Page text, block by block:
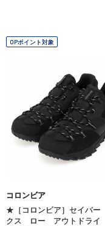
OPポイント対象
コロンビア
★［コロンビア］セイバ
クス ロー アウトドライ